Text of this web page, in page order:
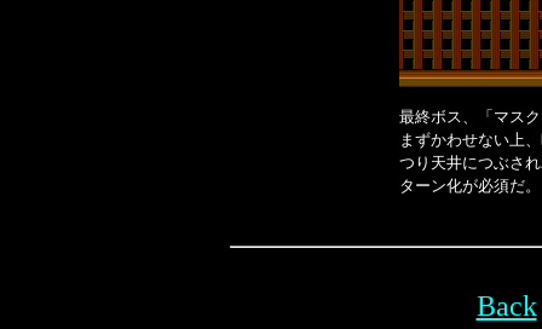
最終ボス、「マス
まずかわせない上
つり天井につぶさ
ターン化が必須だ。
Back